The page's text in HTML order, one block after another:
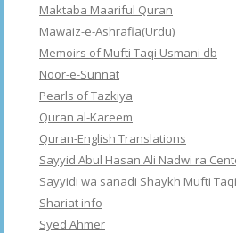
Maktaba Maariful Quran
Mawaiz-e-Ashrafia(Urdu)
Memoirs of Mufti Taqi Usmani db
Noor-e-Sunnat
Pearls of Tazkiya
Quran al-Kareem
Quran-English Translations
Sayyid Abul Hasan Ali Nadwi ra
Sayyidi wa sanadi Shaykh Mufti
Shariat info
Syed Ahmer